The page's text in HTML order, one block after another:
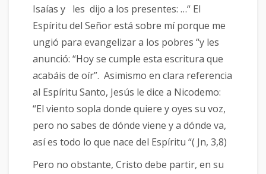
Isaías y les dijo a los presentes: …“ El
Espíritu del Señor está sobre mí porque me
ungió para evangelizar a los pobres “y les
anunció: “Hoy se cumple esta escritura que
acabáis de oír”. Asimismo en clara referencia
al Espíritu Santo, Jesús le dice a Nicodemo:
“El viento sopla donde quiere y oyes su voz,
pero no sabes de dónde viene y a dónde va,
así es todo lo que nace del Espíritu “( Jn, 3,8)
Pero no obstante, Cristo debe partir, en su